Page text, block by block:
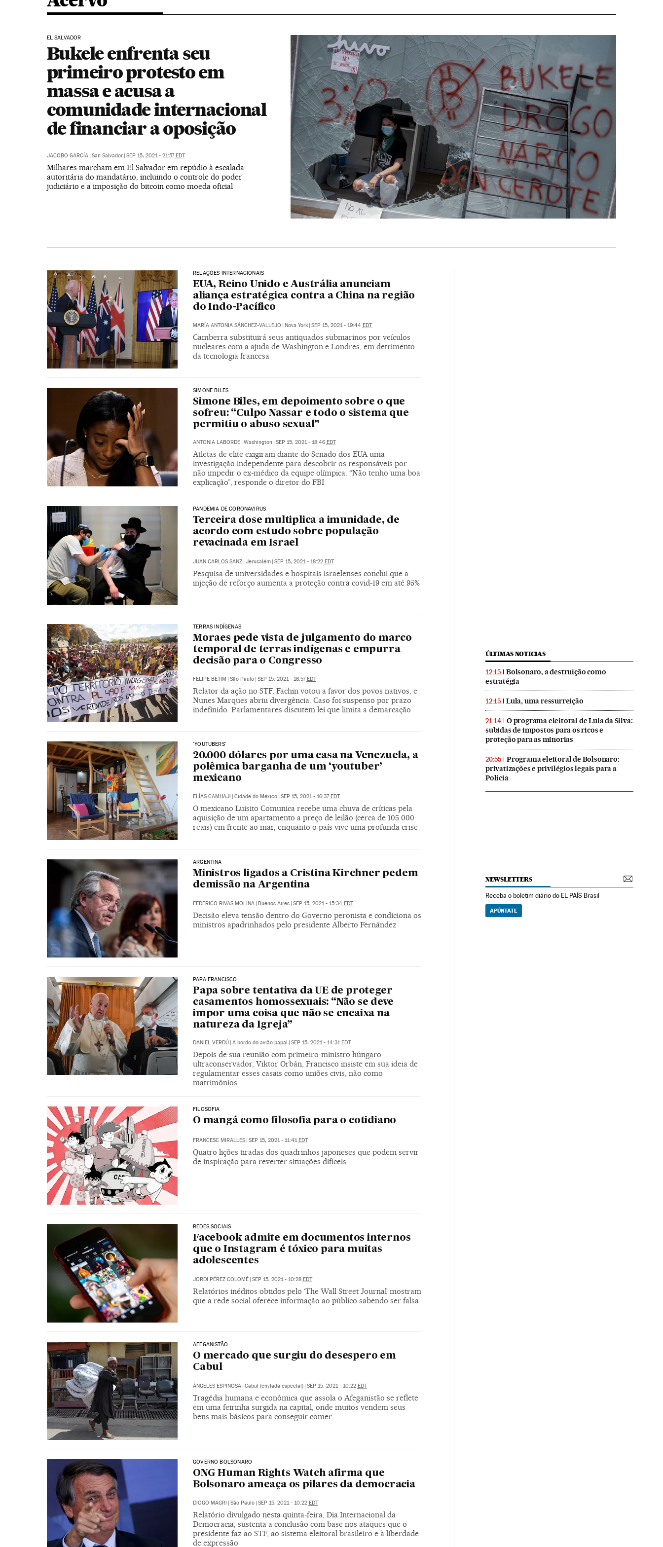
EL SALVADOR
Bukele enfrenta seu
primeiro protesto em
massa e acusa a
comunidade internacional
de financiar a oposição
JACOBO GARCÍA | San Salvador | SEP 15, 2021 - 21:57EDT
Milhares marcham em El Salvador em repúdio à escalada
autoritária do mandatário, incluindo o controle do poder
judiciário e a imposição do bitcoin como moeda oficial
RELAÇÕES INTERNACIONAIS
EUA, Reino Unido e Austrália anunciam
aliança estratégica contra a China na região
do Indo-Pacífico
MARÍA ANTONIA SÁNCHEZ-VALLEJO | Nova York | SEP 15, 2021 - 19:44 EDT
Camberra substituirá seus antiquados submarinos por veículos
nucleares com a ajuda de Washington e Londres, em detrimento
da tecnologia francesa
SIMONE BILES
Simone Biles, em depoimento sobre o que
sofreu: “Culpo Nassar e todo o sistema que
permitiu o abuso sexual”
ANTONIA LABORDE Washington SEP 15, 2021 - 18:46 EDT
Atletas de elite exigiram diante do Senado dos EUA uma
investigação independente para descobrir os responsáveis por
não impedir o ex-médico da equipe olímpica. “Não tenho uma boa
explicação”, responde o diretor do FBI
PANDEMIA DE CORONAVIRUS
Terceira dose multiplica a imunidade, de
acordo com estudo sobre população
revacinada em Israel
JUAN CARLOS SANZ | Jerusalém | SEP 15, 2021 - 18:22 EDT
Pesquisa de universidades e hospitais israelenses conclui que a
injeção de reforço aumenta a proteção contra covid-19 em até 95%
TERRAS INDÍGENAS
Moraes pede vista de julgamento do marco
temporal de terras indígenas e empurra
decisão para o Congresso
FELIPE BETIM | São Paulo | SEP 15, 2021 - 16:57EDT
Relator da ação no STF, Fachin votou a favor dos povos nativos, e
Nunes Marques abriu divergência. Caso foi suspenso por prazo
indefinido. Parlamentares discutem lei que limita a demarcação
'YOUTUBERS'
20.000 dólares por uma casa na Venezuela, a
polêmica barganha de um ‘youtuber’
mexicano
ELÍAS CAMHAJI | Cidade do México | SEP 15, 2021 - 16:37EDT
O mexicano Luisito Comunica recebe uma chuva de críticas pela
aquisição de um apartamento a preço de leilão (cerca de 105.000
reais) em frente ao mar, enquanto o país vive uma profunda crise
ARGENTINA
Ministros ligados a Cristina Kirchner pedem
demissão na Argentina
FEDERICO RIVAS MOLINA Buenos Aires SEP 15, 2021 - 15:34 EDT
Decisão eleva tensão dentro do Governo peronista e condiciona os
ministros apadrinhados pelo presidente Alberto Fernández
PAPA FRANCISCO
Papa sobre tentativa da UE de proteger
casamentos homossexuais: “Não se deve
impor uma coisa que não se encaixa na
natureza da Igreja”
DANIEL VERDÚ | A bordo do avião papal | SEP 15, 2021 - 14:31EDT
Depois de sua reunião com primeiro-ministro húngaro
ultraconservador, Viktor Orbán, Francisco insiste em sua ideia de
regulamentar esses casais como uniões civis, não como
matrimônios
FILOSOFIA
O mangá como filosofia para o cotidiano
FRANCESC MIRALLES | SEP 15, 2021 - 11:41EDT
Quatro lições tiradas dos quadrinhos japoneses que podem servir
de inspiração para reverter situações difíceis
REDES SOCIAIS
Facebook admite em documentos internos
que o Instagram é tóxico para muitas
adolescentes
JORDI PÉREZ COLOMÉ SEP 15, 2021 - 10:28 EDT
Relatórios inéditos obtidos pelo ‘The Wall Street Journal’ mostram
que a rede social oferece informação ao público sabendo ser falsa
AFEGANISTÃO
O mercado que surgiu do desespero em
Cabul
ÁNGELES ESPINOSA | Cabul (enviada especial) | SEP 15, 2021 - 10:22 EDT
Tragédia humana e econômica que assola o Afeganistão se reflete
em uma feirinha surgida na capital, onde muitos vendem seus
bens mais básicos para conseguir comer
GOVERNO BOLSONARO
ONG Human Rights Watch afirma que
Bolsonaro ameaça os pilares da democracia
DIOGO MAGRI São Paulo SEP 15, 2021 - 10:22 EDT
Relatório divulgado nesta quinta-feira, Dia Internacional da
Democracia, sustenta a conclusão com base nos ataques que o
presidente faz ao STF, ao sistema eleitoral brasileiro e à liberdade
de expressão
ÚLTIMAS NOTICIAS
12:15
Bolsonaro, a destruição como
estratégia
12:15 Lula, uma ressurreição
21:14
O programa eleitoral de Lula da Silva:
subidas de impostos para os ricos e
proteção para as minorias
20:55
Programa eleitoral de Bolsonaro:
privatizações e privilégios legais para a
Polícia
NEWSLETTERS
Receba o boletim diário do EL PAÍS Brasil
APÚNTATE